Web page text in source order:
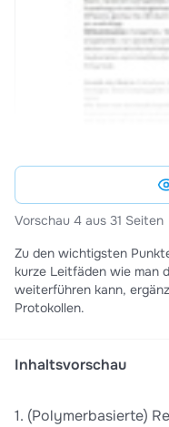
Vorschau 4 aus 31 Seiten
Zu den wichtigsten
kurze Leitfäden wie man
weiterführen kann,
Protokollen.
Inhaltsvorschau
1. (Polymerbasierte)